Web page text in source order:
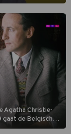
want komiek
Agatha Christie-
de Belgische
raakt al snel